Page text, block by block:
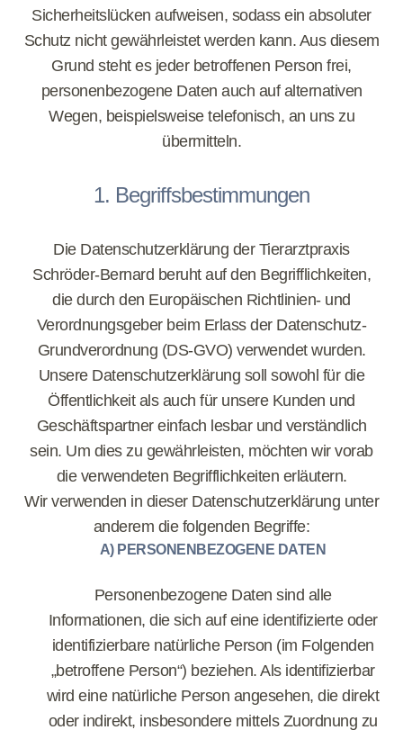
Sicherheitslücken aufweisen, sodass ein absoluter
Schutz nicht gewährleistet werden kann. Aus diesem
Grund steht es jeder betroffenen Person frei,
personenbezogene Daten auch auf alternativen
Wegen, beispielsweise telefonisch, an uns zu
übermitteln.
1. Begriffsbestimmungen
Die Datenschutzerklärung der Tierarztpraxis
Schröder-Bernard beruht auf den Begrifflichkeiten,
die durch den Europäischen Richtlinien- und
Verordnungsgeber beim Erlass der Datenschutz-
Grundverordnung (DS-GVO) verwendet wurden.
Unsere Datenschutzerklärung soll sowohl für die
Öffentlichkeit als auch für unsere Kunden und
Geschäftspartner einfach lesbar und verständlich
sein. Um dies zu gewährleisten, möchten wir vorab
die verwendeten Begrifflichkeiten erläutern.
Wir verwenden in dieser Datenschutzerklärung unter
anderem die folgenden Begriffe:
A) PERSONENBEZOGENE DATEN
Personenbezogene Daten sind alle
Informationen, die sich auf eine identifizierte oder
identifizierbare natürliche Person (im Folgenden
„betroffene Person“) beziehen. Als identifizierbar
wird eine natürliche Person angesehen, die direkt
oder indirekt, insbesondere mittels Zuordnung zu